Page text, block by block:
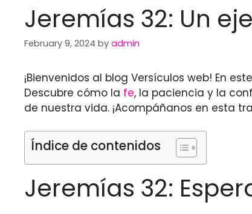
Jeremías 32: Un
February 9, 2024 by admin
¡Bienvenidos al blog Versículos web! En
Descubre cómo la fe, la paciencia y la
de nuestra vida. ¡Acompáñanos en esta
Índice de contenidos
Jeremías 32: